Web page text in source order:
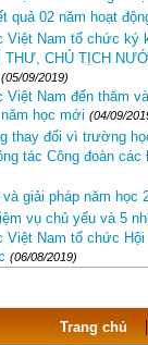
quả 02 năm hoạt
Việt Nam tổ chức
CHỦ TỊCH
(05/09/2019)
Việt Nam đến thăm
học mới (04/09/
thay đổi vì trường
tác Công đoàn
giải pháp năm học
vụ chủ yếu và 5
Việt Nam tổ chức
(06/08/2019)
Trang chủ